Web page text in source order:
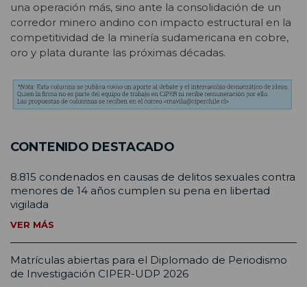
una operación más, sino ante la consolidación de un
corredor minero andino con impacto estructural en la
competitividad de la minería sudamericana en cobre,
oro y plata durante las próximas décadas.
CONTENIDO DESTACADO
8.815 condenados en causas de delitos sexuales contra
menores de 14 años cumplen su pena en libertad
vigilada
VER MÁS
Matrículas abiertas para el Diplomado de Periodismo
de Investigación CIPER-UDP 2026